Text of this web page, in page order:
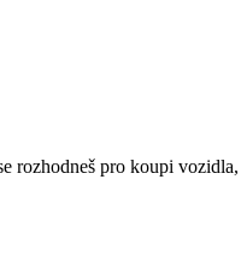
rozhodneš pro koupi